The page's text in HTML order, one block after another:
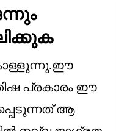
പ്രകാരം ഈ
ആ